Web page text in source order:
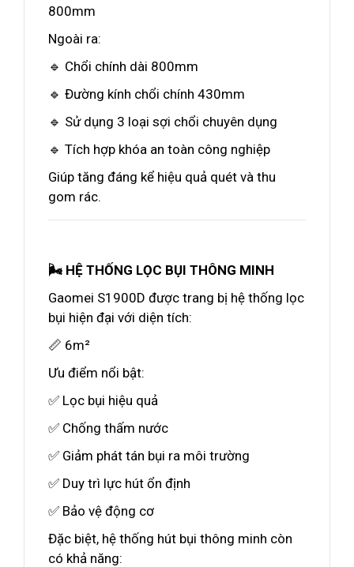
800mm
Ngoài ra:
🔹 Chổi chính dài 800mm
🔹 Đường kính chổi chính 430mm
🔹 Sử dụng 3 loại sợi chổi chuyên dụng
🔹 Tích hợp khóa an toàn công nghiệp
Giúp tăng đáng kể hiệu quả quét và thu
gom rác.
🌬️ HỆ THỐNG LỌC BỤI THÔNG MINH
Gaomei S1900D được trang bị hệ thống lọc
bụi hiện đại với diện tích:
📏 6m²
Ưu điểm nổi bật:
✅ Lọc bụi hiệu quả
✅ Chống thấm nước
✅ Giảm phát tán bụi ra môi trường
✅ Duy trì lực hút ổn định
✅ Bảo vệ động cơ
Đặc biệt, hệ thống hút bụi thông minh còn
có khả năng: